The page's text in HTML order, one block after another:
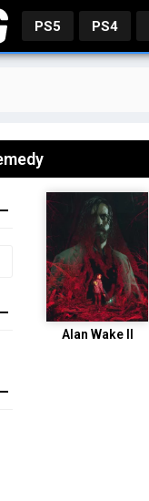
PS5 PS4
Alan Wake II